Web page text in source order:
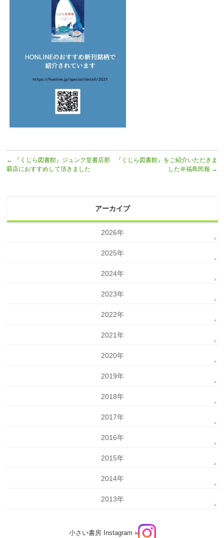
←
『くじら図書館』ジュンク堂書店那
覇店におすすめして頂きました
『くじら図書館』をご紹介いただきま
した＠福島民報 →
アーカイブ
2026年
2025年
2024年
2023年
2022年
2021年
2020年
2019年
2018年
2017年
2016年
2015年
2014年
2013年
小さい書房 Instagram »